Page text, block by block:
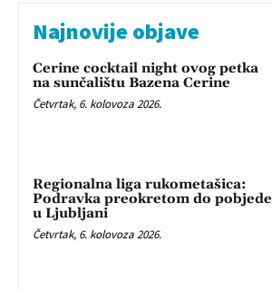
Najnovije objave
Cerine cocktail night ovog petka
na sunčalištu Bazena Cerine
Četvrtak, 6. kolovoza 2026.
Regionalna liga rukometašica:
Podravka preokretom do pobjede
u Ljubljani
Četvrtak, 6. kolovoza 2026.